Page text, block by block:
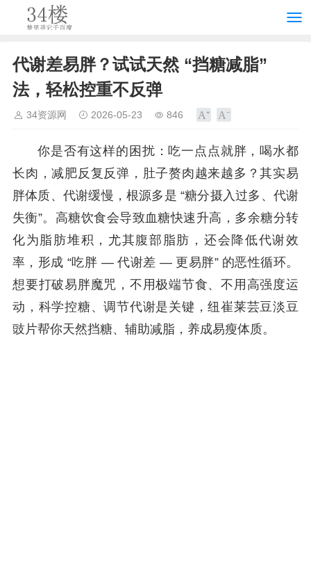
代谢差易胖？试试天然 “挡糖减脂”
法，轻松控重不反弹
34资源网 2026-05-23 846
你是否有这样的困扰：吃一点点就胖，喝水都
长肉，减肥反复反弹，肚子赘肉越来越多？其实易
胖体质、代谢缓慢，根源多是 “糖分摄入过多、代谢
失衡”。高糖饮食会导致血糖快速升高，多余糖分转
化为脂肪堆积，尤其腹部脂肪，还会降低代谢效
率，形成 “吃胖 — 代谢差 — 更易胖” 的恶性循环。
想要打破易胖魔咒，不用极端节食、不用高强度运
动，科学控糖、调节代谢是关键，纽崔莱芸豆淡豆
豉片帮你天然挡糖、辅助减脂，养成易瘦体质。